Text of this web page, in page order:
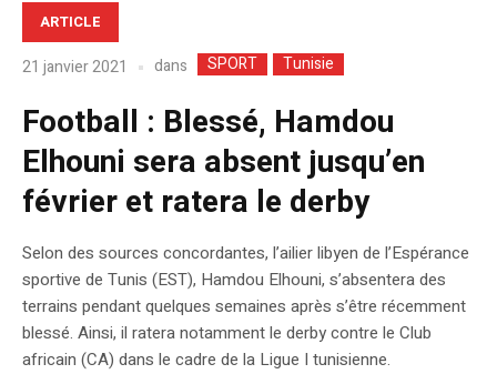
ARTICLE
21 janvier 2021 dans SPORT Tunisie
Football : Blessé, Hamdou
Elhouni sera absent jusqu’en
février et ratera le derby
Selon des sources concordantes, l’ailier libyen de l’Espérance
sportive de Tunis (EST), Hamdou Elhouni, s’absentera des
terrains pendant quelques semaines après s’être récemment
blessé. Ainsi, il ratera notamment le derby contre le Club
africain (CA) dans le cadre de la Ligue I tunisienne.